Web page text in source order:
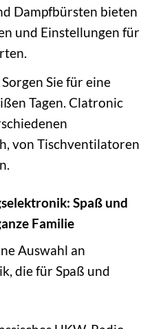
Dampfbürsten bieten
und Einstellungen für
Sorgen Sie für eine
Tagen. Clatronic
von Tischventilatoren
Spaß und
Familie
Auswahl an
die für Spaß und